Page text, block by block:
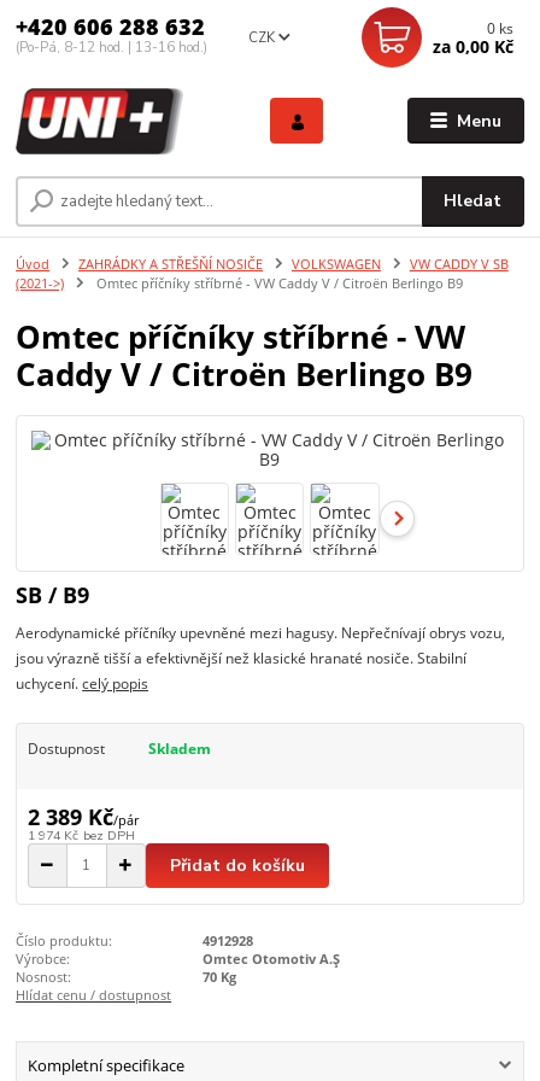
Menu
CZK
Hledat
+420 606 288 632
(Po-Pá, 8-12 hod. | 13-16 hod.)
0 ks
za 0,00 Kč
Úvod ZAHRÁDKY A STŘEŠŇÍ NOSIČE VOLKSWAGEN
VW CADDY V SB
(2021->)
Omtec příčníky stříbrné - VW Caddy V / Citroën Berlingo B9
Omtec příčníky stříbrné - VW
Caddy V / Citroën Berlingo B9
SB / B9
Aerodynamické příčníky upevněné mezi hagusy. Nepřečnívají obrys vozu,
jsou výrazně tišší a efektivnější než klasické hranaté nosiče. Stabilní
uchycení.celý popis
Dostupnost Skladem
2 389 Kč/pár
1 974 Kč bez DPH
Přidat do košíku
Číslo produktu:
4912928
Výrobce:
Omtec Otomotiv A.Ş
Nosnost:
70 Kg
Hlídat cenu / dostupnost
Kompletní specifikace